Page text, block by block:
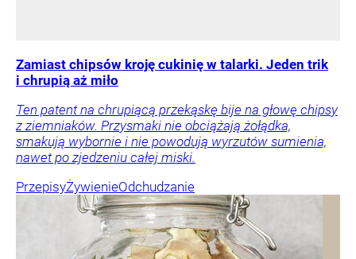
Zamiast chipsów kroję cukinię w talarki. Jeden trik
i chrupią aż miło
Ten patent na chrupiącą przekąskę bije na głowę chipsy
z ziemniaków. Przysmaki nie obciążają żołądka,
smakują wybornie i nie powodują wyrzutów sumienia,
nawet po zjedzeniu całej miski.
PrzepisyŻywienieOdchudzanie